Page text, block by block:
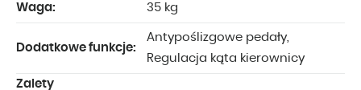
Waga: 35 kg
Dodatkowe funkcje:
Antypoślizgowe pedały,
Regulacja kąta kierownicy
Zalety